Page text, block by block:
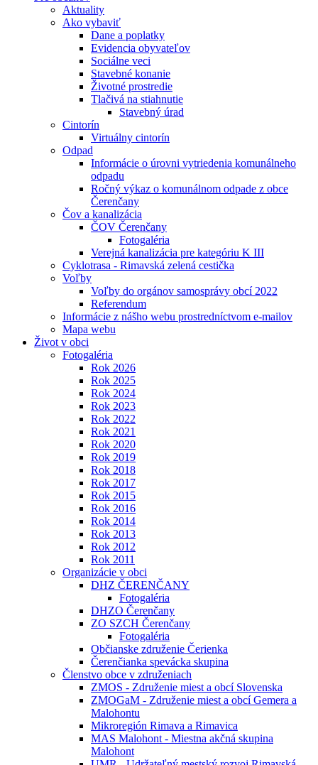
Aktuality
Ako vybaviť
Dane a poplatky
Evidencia obyvateľov
Sociálne veci
Stavebné konanie
Životné prostredie
Tlačivá na stiahnutie
Stavebný úrad
Cintorín
Virtuálny cintorín
Odpad
Informácie o úrovni vytriedenia komunálneho
odpadu
Ročný výkaz o komunálnom odpade z obce
Čerenčany
Čov a kanalizácia
ČOV Čerenčany
Fotogaléria
Verejná kanalizácia pre kategóriu K III
Cyklotrasa - Rimavská zelená cestička
Voľby
Voľby do orgánov samosprávy obcí 2022
Referendum
Informácie z nášho webu prostredníctvom e-mailov
Mapa webu
Život v obci
Fotogaléria
Rok 2026
Rok 2025
Rok 2024
Rok 2023
Rok 2022
Rok 2021
Rok 2020
Rok 2019
Rok 2018
Rok 2017
Rok 2015
Rok 2016
Rok 2014
Rok 2013
Rok 2012
Rok 2011
Organizácie v obci
DHZ ČERENČANY
Fotogaléria
DHZO Čerenčany
ZO SZCH Čerenčany
Fotogaléria
Občianske združenie Čerienka
Čerenčianka spevácka skupina
Členstvo obce v združeniach
ZMOS - Združenie miest a obcí Slovenska
ZMOGaM - Združenie miest a obcí Gemera a
Malohontu
Mikroregión Rimava a Rimavica
MAS Malohont - Miestna akčná skupina
Malohont